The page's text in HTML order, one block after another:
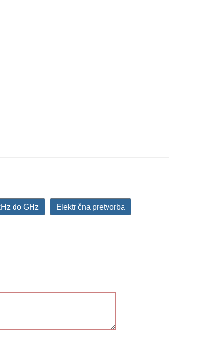
do GHz Električna pretvorba